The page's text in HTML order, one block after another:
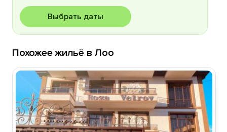
Выбрать даты
Похожее жильё в Лоо